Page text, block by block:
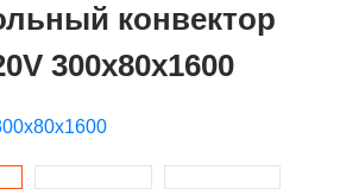
конвектор
300x80x1600